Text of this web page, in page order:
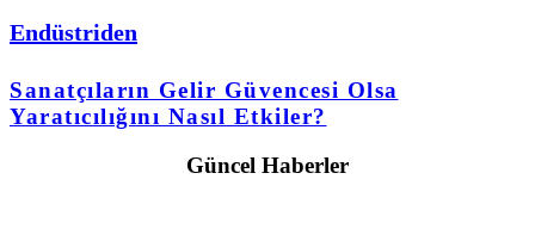
Endüstriden
Sanatçıların Gelir Güvencesi Olsa
Yaratıcılığını Nasıl Etkiler?
Güncel Haberler